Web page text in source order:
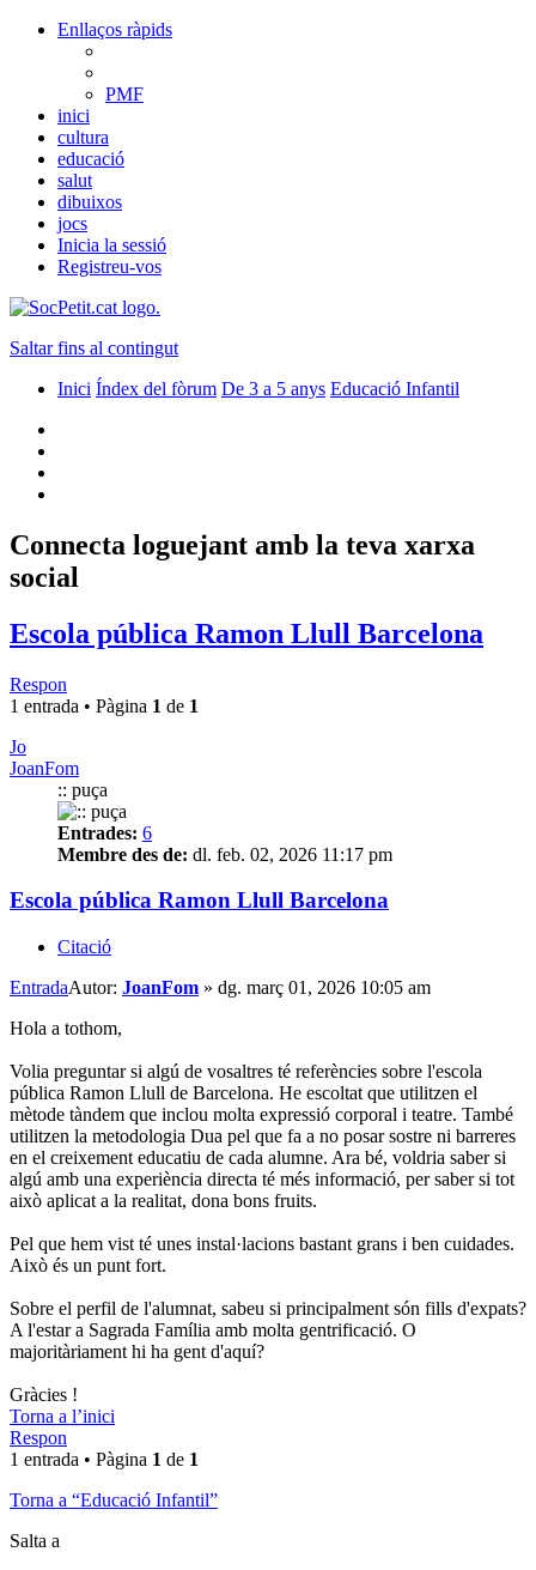
Enllaços ràpids
PMF
inici
cultura
educació
salut
dibuixos
jocs
Inicia la sessió
Registreu-vos
Saltar fins al contingut
Inici Índex del fòrum De 3 a 5 anys Educació Infantil
Connecta loguejant amb la teva xarxa
social
Escola pública Ramon Llull Barcelona
Respon
1 entrada • Pàgina 1 de 1
Jo
JoanFom
:: puça
Entrades: 6
Membre des de: dl. feb. 02, 2026 11:17 pm
Escola pública Ramon Llull Barcelona
Citació
EntradaAutor: JoanFom » dg. març 01, 2026 10:05 am
Hola a tothom,
Volia preguntar si algú de vosaltres té referències sobre l'escola
pública Ramon Llull de Barcelona. He escoltat que utilitzen el
mètode tàndem que inclou molta expressió corporal i teatre. També
utilitzen la metodologia Dua pel que fa a no posar sostre ni barreres
en el creixement educatiu de cada alumne. Ara bé, voldria saber si
algú amb una experiència directa té més informació, per saber si tot
això aplicat a la realitat, dona bons fruits.
Pel que hem vist té unes instal·lacions bastant grans i ben cuidades.
Això és un punt fort.
Sobre el perfil de l'alumnat, sabeu si principalment són fills d'expats?
A l'estar a Sagrada Família amb molta gentrificació. O
majoritàriament hi ha gent d'aquí?
Gràcies !
Torna a l’inici
Respon
1 entrada • Pàgina 1 de 1
Torna a “Educació Infantil”
Salta a